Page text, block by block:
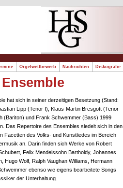
Orgelwettbewerb Nachrichten Diskografie
hat sich in seiner derzeitigen Besetzung (Stand:
Lipp (Tenor I), Klaus-Martin Bresgott (Tenor
(Bariton) und Frank Schwemmer (Bass) 1999
Das Repertoire des Ensembles siedelt sich in den
Facetten des Volks- und Kunstliedes im Bereich
an. Darin finden sich Werke von Robert
Felix Mendelssohn Bartholdy, Johannes
Hugo Wolf, Ralph Vaughan Williams, Hermann
ebenso wie eigens bearbeitete Songs
der Unterhaltung.